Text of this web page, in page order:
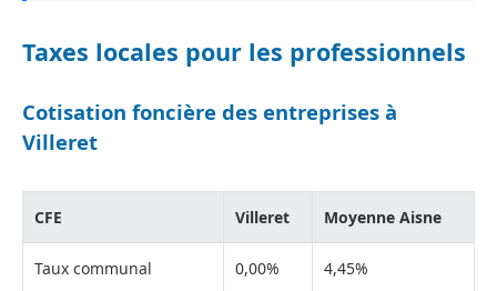
Taxes locales pour les professionnels
Cotisation foncière des entreprises à
Villeret
CFE Villeret Moyenne Aisne
Taux communal 0,00% 4,45%